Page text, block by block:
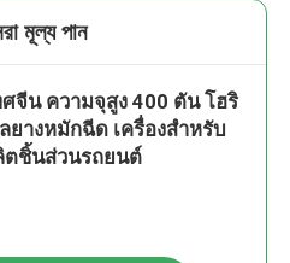
মূল্য পান
ศจีน ความจุสูง 400 ตัน โฮริ
ยางหมักฉีด เครื่องสําหรับ
ตชิ้นส่วนรถยนต์